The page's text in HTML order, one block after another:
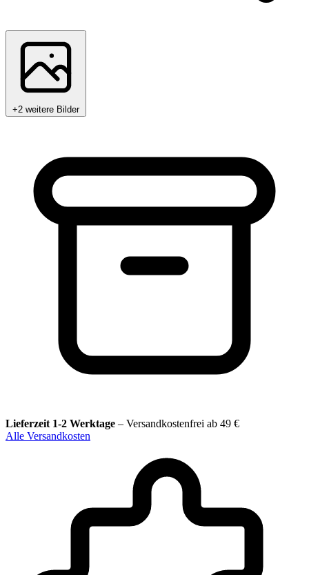
+2 weitere Bilder
Lieferzeit 1-2 Werktage – Versandkostenfrei ab 49 €
Alle Versandkosten